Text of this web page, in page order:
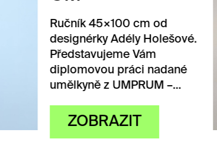
Ručník 45×100 cm od
designérky Adély Holešové.
Představujeme Vám
diplomovou práci nadané
umělkyně z UMPRUM –…
ZOBRAZIT